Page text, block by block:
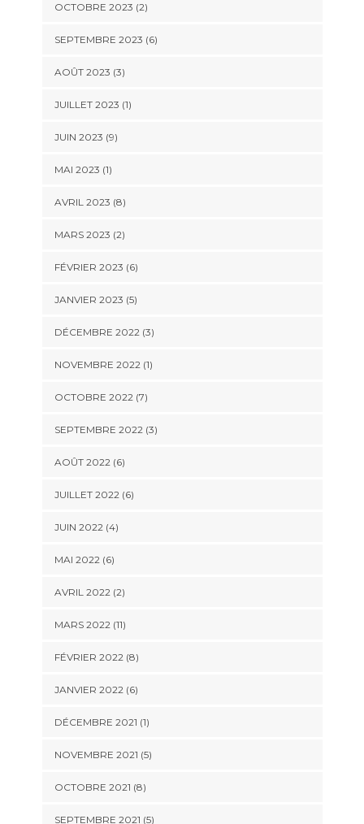
OCTOBRE 2023 (2)
SEPTEMBRE 2023 (6)
AOÛT 2023 (3)
JUILLET 2023 (1)
JUIN 2023 (9)
MAI 2023 (1)
AVRIL 2023 (8)
MARS 2023 (2)
FÉVRIER 2023 (6)
JANVIER 2023 (5)
DÉCEMBRE 2022 (3)
NOVEMBRE 2022 (1)
OCTOBRE 2022 (7)
SEPTEMBRE 2022 (3)
AOÛT 2022 (6)
JUILLET 2022 (6)
JUIN 2022 (4)
MAI 2022 (6)
AVRIL 2022 (2)
MARS 2022 (11)
FÉVRIER 2022 (8)
JANVIER 2022 (6)
DÉCEMBRE 2021 (1)
NOVEMBRE 2021 (5)
OCTOBRE 2021 (8)
SEPTEMBRE 2021 (5)